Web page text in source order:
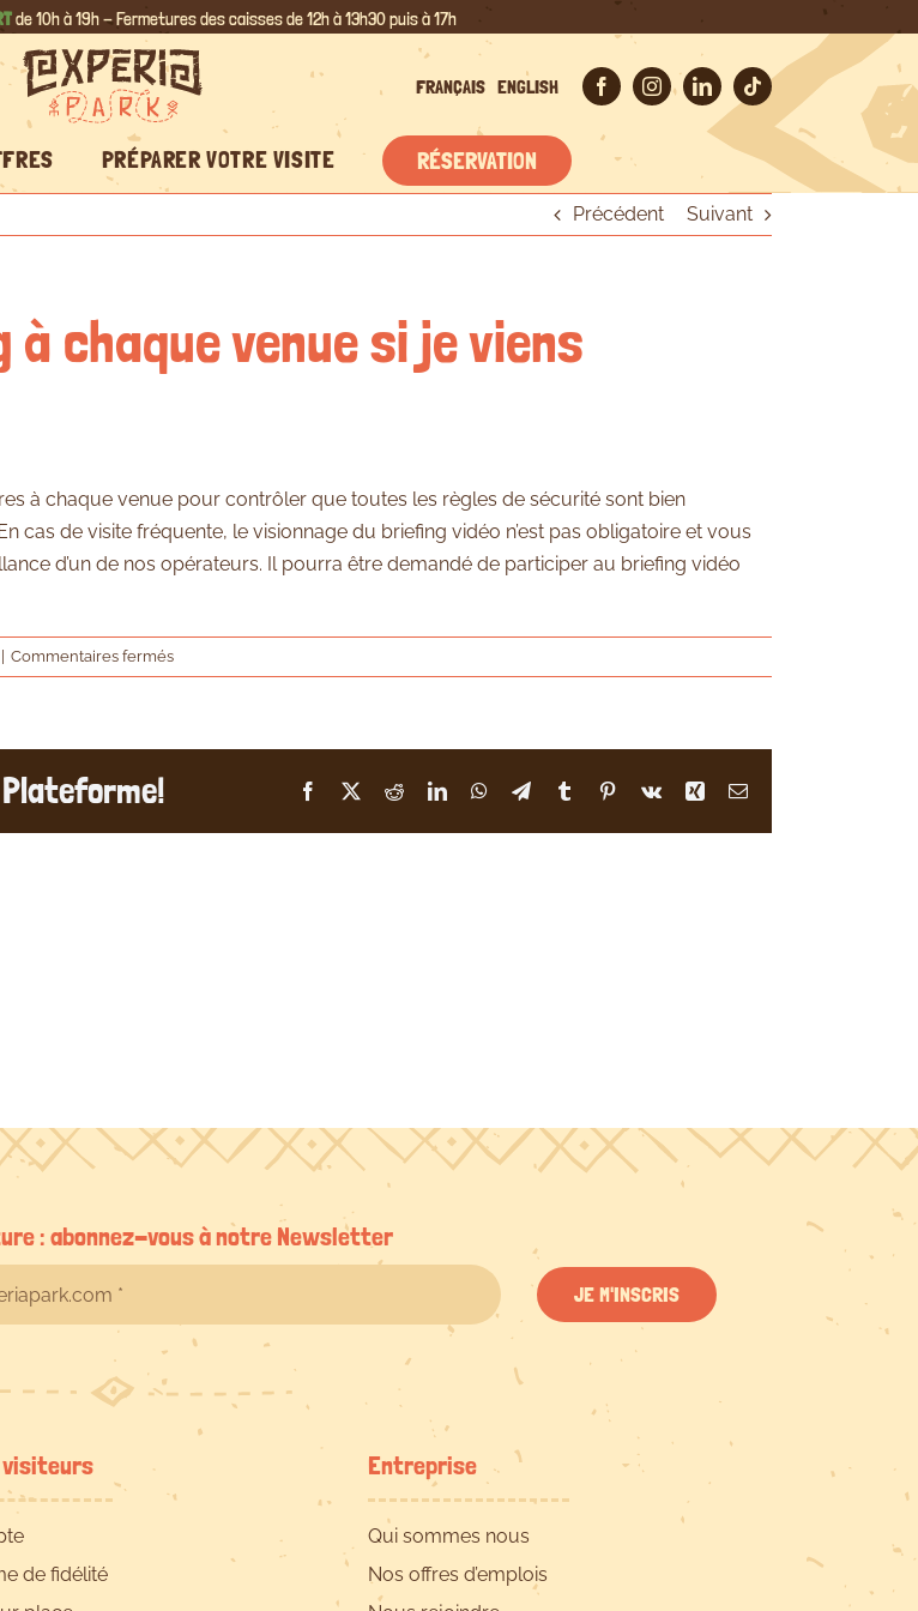
de 10h à 19h - Fermetures des caisses de 12h à 13h30 puis à 17h
FRANÇAIS ENGLISH
PRÉPARER VOTRE VISITE RÉSERVATION
Précédent Suivant
chaque venue si je viens
à chaque venue pour contrôler que toutes les règles de sécurité sont bien
cas de visite fréquente, le visionnage du briefing vidéo n’est pas obligatoire et vous
d’un de nos opérateurs. Il pourra être demandé de participer au briefing vidéo
Commentaires ferméssur
Dois-
Facebook RedditLinkedInWhatsApp
TelegramTumblr Pinterest
Vk Xing Email
: abonnez-vous à notre Newsletter
JE M'INSCRIS
visiteurs
de fidélité
Entreprise
Qui sommes nous
Nos offres d’emplois